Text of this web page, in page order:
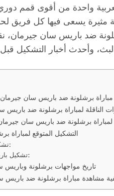
مثيرة يسعى فيها كل فريق
ضد باريس سان جيرمان،
وأحدث أخبار التشكيل قبل
برشلونة ضد باريس سان جيرمان في
الناقلة لمباراة برشلونة ضد
لمباراة برشلونة ضد باريس سان
التشكيل المتوقع
تشكيل نادي برشلونة المتوقع:
تشكيل باريس سان جيرمان المتوقع:
تاريخ مواجهات برشلونة
مشاهدة مباراة برشلونة ضد باريس